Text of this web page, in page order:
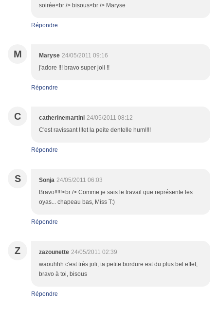
soirée<br /> bisous<br /> Maryse
Répondre
M Maryse 24/05/2011 09:16
j'adore !!! bravo super joli !!
Répondre
C catherinemartini 24/05/2011 08:12
C'est ravissant !!!et la peite dentelle hum!!!!
Répondre
S Sonja 24/05/2011 06:03
Bravo!!!!!<br /> Comme je sais le travail que représente les
oyas... chapeau bas, Miss T:)
Répondre
Z zazounette 24/05/2011 02:39
waouhhh c'est très joli, ta petite bordure est du plus bel effet,
bravo à toi, bisous
Répondre